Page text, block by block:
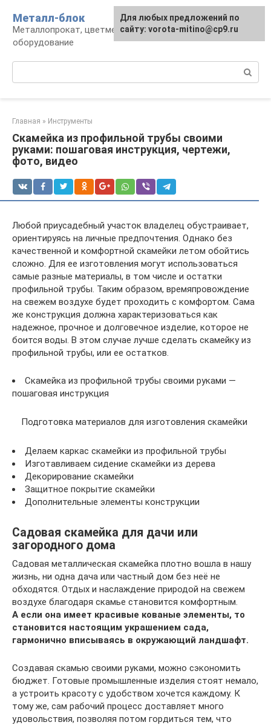
контенту
Металл-блок
Металлопрокат, цветмет, обработка и
оборудование
Главная » Инструменты
Скамейка из профильной трубы своими
руками: пошаговая инструкция, чертежи,
фото, видео
Любой приусадебный участок владелец обустраивает,
ориентируясь на личные предпочтения. Однако без
качественной и комфортной скамейки летом обойтись
сложно. Для ее изготовления могут использоваться
самые разные материалы, в том числе и остатки
профильной трубы. Таким образом, времяпровождение
на свежем воздухе будет проходить с комфортом. Сама
же конструкция должна характеризоваться как
надежное, прочное и долговечное изделие, которое не
боится воды. В этом случае лучше сделать скамейку из
профильной трубы, или ее остатков.
Скамейка из профильной трубы своими руками —
пошаговая инструкция
Подготовка материалов для изготовления скамейки
Делаем каркас скамейки из профильной трубы
Изготавливаем сидение скамейки из дерева
Декорирование скамейки
Защитное покрытие скамейки
Дополнительные элементы конструкции
Садовая скамейка для дачи или
загородного дома
Садовая металлическая скамейка плотно вошла в нашу
жизнь, ни одна дача или частный дом без неё не
обходятся. Отдых и наслаждение природой на свежем
воздухе благодаря скамье становится комфортным.
А если она имеет красивые кованые элементы, то
становится настоящим украшением сада,
гармонично вписываясь в окружающий ландшафт.
Создавая скамью своими руками, можно сэкономить
бюджет. Готовые промышленные изделия стоят немало,
а устроить красоту с удобством хочется каждому. К
тому же, сам рабочий процесс доставляет много
удовольствия, позволяя потом гордиться тем, что
Для любых предложений по
сайту: vorota-mitino@cp9.ru